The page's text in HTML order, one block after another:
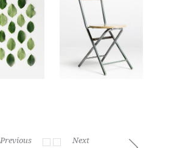
Previous
Next